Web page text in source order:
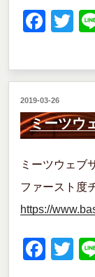
F
c
e
b
o
o
k
T
tt
er
投
稿
日:
2019-03-26
ミーツウ
ミーツウェブ
ファースト度
https://
F
T